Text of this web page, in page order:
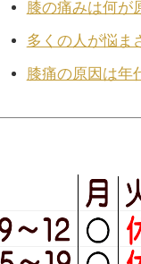
膝の痛みは何が
多くの人が悩ま
膝痛の原因は年